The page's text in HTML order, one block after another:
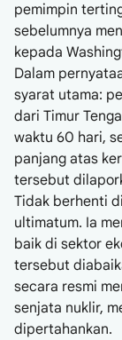
pemimpin
sebelumnya
kepada
Dalam
syarat utama:
dari Timur
waktu 60 hari,
panjang atas
tersebut
Tidak berhenti
ultimatum. Ia
baik di sektor
tersebut
secara resmi
senjata nuklir,
dipertahankan.